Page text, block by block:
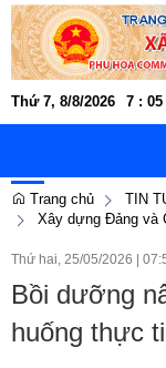
Thứ 7, 8/8/2026 7 : 05
Phú Hòa 1 "THÂN
Trang chủ
TIN
Xây dựng Đảng và
Thứ hai, 25/05/2026
Bồi dưỡng
huống thực